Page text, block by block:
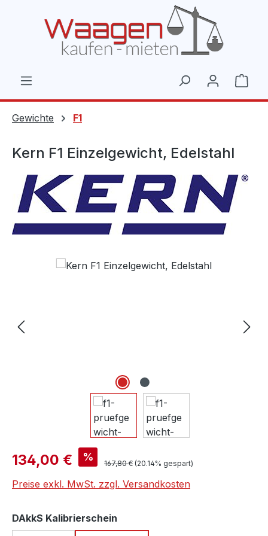
Gewichte F1
Kern F1 Einzelgewicht, Edelstahl
Bildergalerie überspringen
Verkaufspreis:
134,00 € % Regulärer Preis:
167,80 € (20.14% gespart)
Preise exkl. MwSt. zzgl. Versandkosten
DAkkS Kalibrierschein